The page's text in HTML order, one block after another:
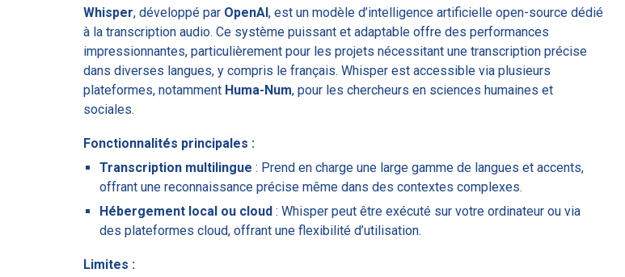
Whisper, développé par OpenAI, est un modèle d’intelligence artificielle open-source dédié
à la transcription audio. Ce système puissant et adaptable offre des performances
impressionnantes, particulièrement pour les projets nécessitant une transcription précise
dans diverses langues, y compris le français. Whisper est accessible via plusieurs
plateformes, notamment Huma-Num, pour les chercheurs en sciences humaines et
sociales.
Fonctionnalités principales :
Transcription multilingue : Prend en charge une large gamme de langues et accents,
offrant une reconnaissance précise même dans des contextes complexes.
Hébergement local ou cloud: Whisper peut être exécuté sur votre ordinateur ou via
des plateformes cloud, offrant une flexibilité d’utilisation.
Limites :